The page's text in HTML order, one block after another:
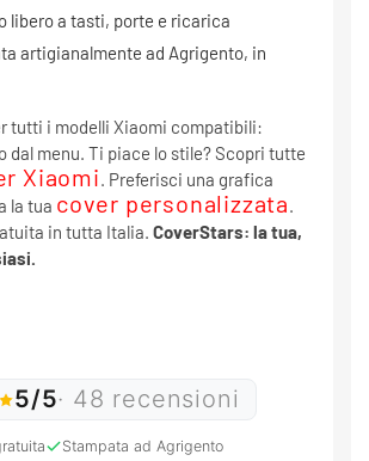
libero a tasti, porte e ricarica
artigianalmente ad Agrigento, in
tutti i modelli Xiaomi compatibili:
dal menu. Ti piace lo stile? Scopri tutte
Xiaomi. Preferisci una grafica
la tua cover personalizzata.
in tutta Italia. CoverStars: la tua,
5/5· 48 recensioni
Stampata ad Agrigento